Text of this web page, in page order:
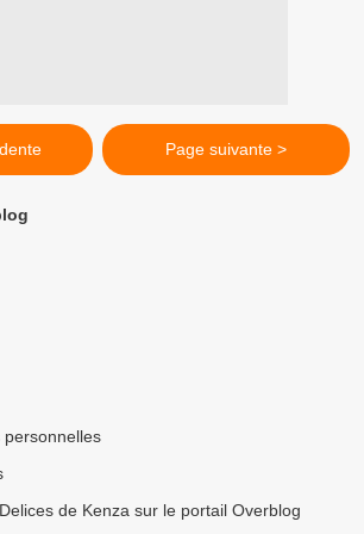
Page suivante >
de Kenza sur le portail Overblog